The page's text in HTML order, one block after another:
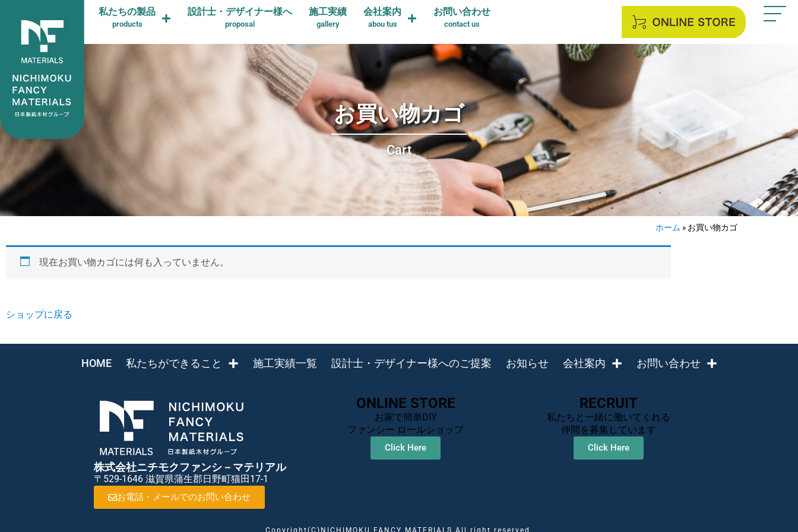
私たちの製品
products
設計士・デザイナー様へ
proposal
施工実績
gallery
会社案内
abou tus
お問い合わせ
contact us
お買い物カゴ
Cart
ホーム » お買い物カゴ
現在お買い物カゴには何も入っていません。
ショップに戻る
HOME 私たちができること 施工実績一覧 設計士・デザイナー様へのご提案 お知らせ 会社案内 お問い合わせ
株式会社ニチモクファンシ－マテリアル
〒529-1646 滋賀県蒲生郡日野町猫田17-1
お電話・メールでのお問い合わせ
ONLINE STORE
お家で簡単DIY
ファンシー ロールショップ
Click Here
RECRUIT
私たちと一緒に働いてくれる
仲間を募集しています
Click Here
Copyright(C)NICHIMOKU FANCY MATERIALS All right reserved.